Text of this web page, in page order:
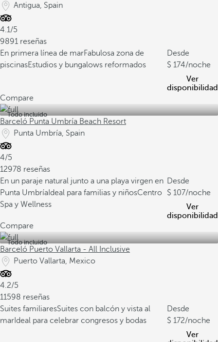
Antigua, Spain
4.1/5
9891 reseñas
En primera línea de marFabulosa zona de
piscinasEstudios y bungalows reformados
Desde
174/noche
Ver
disponibilidad
Compare
Todo incluido
Barceló Punta Umbría Beach Resort
Punta Umbría, Spain
4/5
12978 reseñas
En un paraje natural junto a una playa virgen en
Punta Umbría Ideal para familias y niñosCentro
Spa y Wellness
Desde
107/noche
Ver
disponibilidad
Compare
Todo incluido
Barceló Puerto Vallarta - All Inclusive
Puerto Vallarta, Mexico
4.2/5
11598 reseñas
Suites familiaresSuites con balcón y vista al
mar Ideal para celebrar congresos y bodas
Desde
172/noche
Ver